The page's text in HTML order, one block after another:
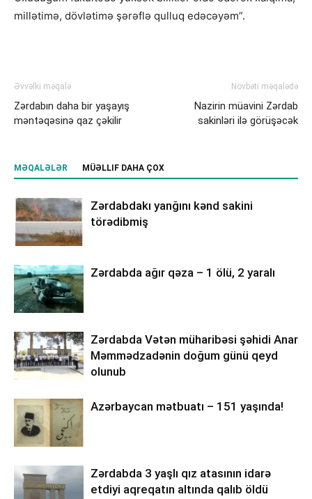
millətimə, dövlətimə şərəflə qulluq edəcəyəm”.
Əvvəlki məqalə
Zərdabın daha bir yaşayış
məntəqəsinə qaz çəkilir
Növbəti məqalədə
Nazirin müavini Zərdab
sakinləri ilə görüşəcək
MƏQALƏLƏR MÜƏLLIF DAHA ÇOX
Zərdabdakı yanğını kənd sakini
törədibmiş
Zərdabda ağır qəza – 1 ölü, 2 yaralı
Zərdabda Vətən müharibəsi şəhidi Anar
Məmmədzadənin doğum günü qeyd
olunub
Azərbaycan mətbuatı – 151 yaşında!
Zərdabda 3 yaşlı qız atasının idarə
etdiyi aqreqatın altında qalıb öldü